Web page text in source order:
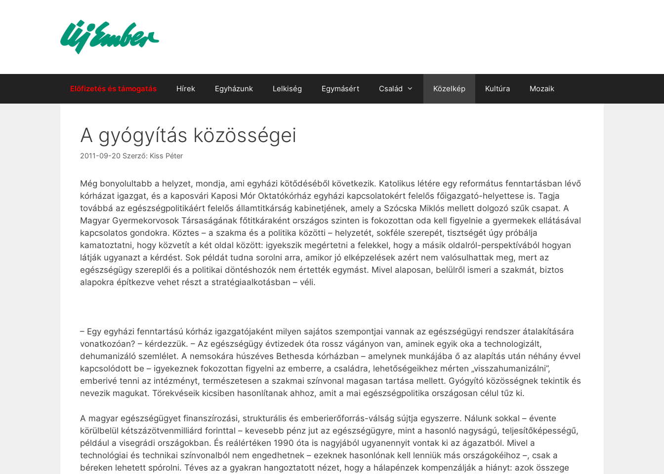
Előfizetés és támogatás Hírek Egyházunk Lelkiség Egymásért Család Közelkép Kultúra Mozaik
A gyógyítás közösségei
2011-09-20 Szerző: Kiss Péter
Még bonyolultabb a helyzet, mondja, ami egyházi kötődéséből következik. Katolikus létére egy református fenntartásban lévő
kórházat igazgat, és a kaposvári Kaposi Mór Oktatókórház egyházi kapcsolatokért felelős főigazgató-helyettese is. Tagja
továbbá az egészségpolitikáért felelős államtitkárság kabinetjének, amely a Szócska Miklós mellett dolgozó szűk csapat. A
Magyar Gyermekorvosok Társaságának főtitkáraként országos szinten is fokozottan oda kell figyelnie a gyermekek ellátásával
kapcsolatos gondokra. Köztes – a szakma és a politika közötti – helyzetét, sokféle szerepét, tisztségét úgy próbálja
kamatoztatni, hogy közvetít a két oldal között: igyekszik megértetni a felekkel, hogy a másik oldalról-perspektívából hogyan
látják ugyanazt a kérdést. Sok példát tudna sorolni arra, amikor jó elképzelések azért nem valósulhattak meg, mert az
egészségügy szereplői és a politikai döntéshozók nem értették egymást. Mivel alaposan, belülről ismeri a szakmát, biztos
alapokra építkezve vehet részt a stratégiaalkotásban – véli.
– Egy egyházi fenntartású kórház igazgatójaként milyen sajátos szempontjai vannak az egészségügyi rendszer átalakítására
vonatkozóan? – kérdezzük. – Az egészségügy évtizedek óta rossz vágányon van, aminek egyik oka a technologizált,
dehumanizáló szemlélet. A nemsokára húszéves Bethesda kórházban – amelynek munkájába ő az alapítás után néhány évvel
kapcsolódott be – igyekeznek fokozottan figyelni az emberre, a családra, lehetőségeikhez mérten „visszahumanizálni”,
emberivé tenni az intézményt, természetesen a szakmai színvonal magasan tartása mellett. Gyógyító közösségnek tekintik és
nevezik magukat. Törekvéseik kicsiben hasonlítanak ahhoz, amit a mai egészségpolitika országosan célul tűz ki.
A magyar egészségügyet finanszírozási, strukturális és emberierőforrás-válság sújtja egyszerre. Nálunk sokkal – évente
körülbelül kétszázötvenmilliárd forinttal – kevesebb pénz jut az egészségügyre, mint a hasonló nagyságú, teljesítőképességű,
például a visegrádi országokban. És reálértéken 1990 óta is nagyjából ugyanennyit vontak ki az ágazatból. Mivel a
technológiai és technikai színvonalból nem engedhetnek – ezeknek hasonlónak kell lenniük más országokéihoz –, csak a
béreken lehetett spórolni. Téves az a gyakran hangoztatott nézet, hogy a hálapénzek kompenzálják a hiányt: azok összege